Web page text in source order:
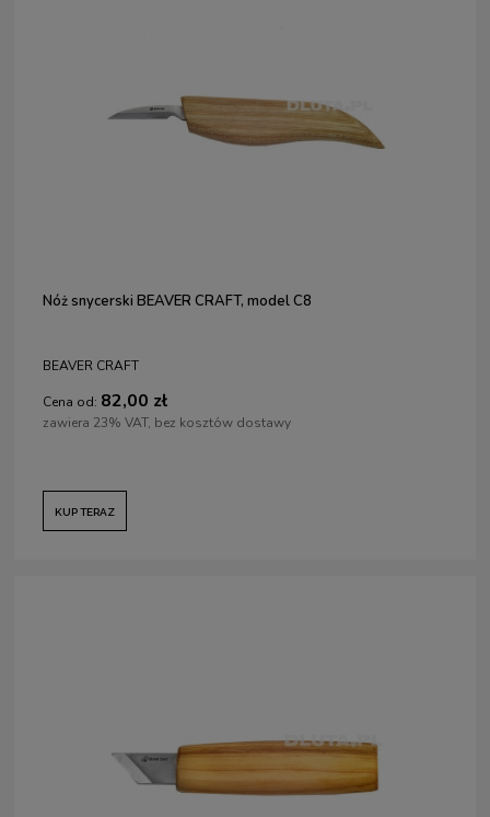
Nóż snycerski BEAVER CRAFT, model C8
BEAVER CRAFT
Cena od: 82,00 zł
zawiera 23% VAT, bez kosztów dostawy
KUP TERAZ